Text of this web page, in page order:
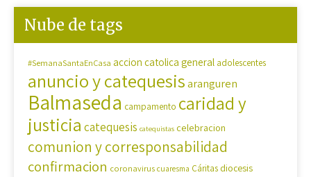
Nube de tags
#SemanaSantaEnCasa accion catolica general adolescentes
anuncio y catequesisaranguren
Balmaseda campamento caridad y
justicia catequesis catequistas celebracion
comunion y corresponsabilidad
confirmacion coronavirus cuaresma Cáritas diocesis